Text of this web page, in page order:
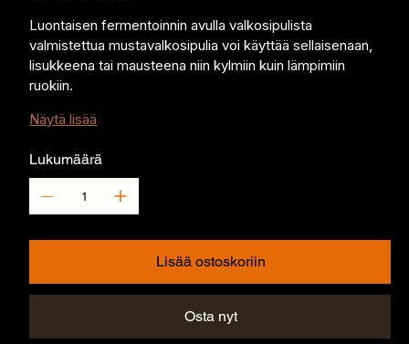
Luontaisen fermentoinnin avulla valkosipulista
valmistettua mustavalkosipulia voi käyttää sellaisenaan,
lisukkeena tai mausteena niin kylmiin kuin lämpimiin
ruokiin.
Näytä lisää
Lukumäärä
Lisää ostoskoriin
Osta nyt